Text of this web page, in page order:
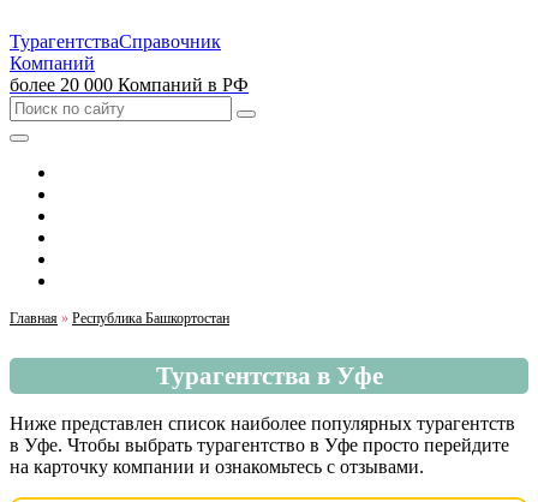
ТурагентстваСправочник
Компаний
более 20 000 Компаний в РФ
Главная » Республика Башкортостан
Турагентства в Уфе
Ниже представлен список наиболее популярных турагентств
в Уфе. Чтобы выбрать турагентство в Уфе просто перейдите
на карточку компании и ознакомьтесь с отзывами.